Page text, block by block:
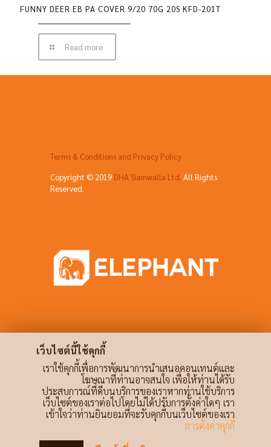
FUNNY DEER EB PA COVER 9/20 70G 20S KFD-201T
Read more
Terms & Conditions and Privacy Policy
Copyright © 2019 DHA Siamwalla Ltd. All Rights
Reserved.
เว็บไซต์นี้ใช้คุกกี้
เราใช้คุกกี้เพื่อการพัฒนาการนำเสนอคอนเทนต์และ
โฆษณาที่ท่านอาจสนใจ เพื่อให้ท่านได้รับ
ประสบการณ์ที่ดีบนบริการของเราหากท่านใช้บริการ
เว็บไซต์ของเราต่อไปโดยไม่ได้ปรับการตั้งค่าใดๆ เรา
เข้าใจว่าท่านยินยอมที่จะรับคุกกี้บนเว็บไซต์ของเรา
การตั้งค่าคุกกี้